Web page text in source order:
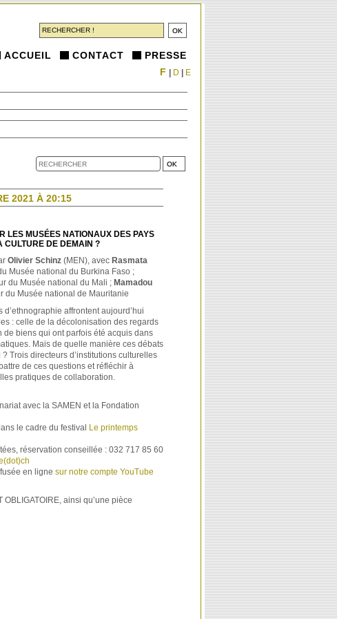
ACCUEIL CONTACT PRESSE
2021 À 20:15
LES MUSÉES NATIONAUX DES PAYS
CULTURE DE DEMAIN ?
Olivier Schinz (MEN), avec Rasmata
Musée national du Burkina Faso ;
du Musée national du Mali ; Mamadou
du Musée national de Mauritanie
d’ethnographie affrontent aujourd’hui
: celle de la décolonisation des regards
de biens qui ont parfois été acquis dans
Mais de quelle manière ces débats
Trois directeurs d’institutions culturelles
de ces questions et réfléchir à
pratiques de collaboration.
avec la SAMEN et la Fondation
le cadre du festival Le printemps
réservation conseillée : 032 717 85 60
en ligne sur notre compte YouTube
OBLIGATOIRE, ainsi qu’une pièce
F D E